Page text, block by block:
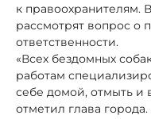
к правоохранителям.
рассмотрят вопрос о
ответственности.
«Всех бездомных
работам
себе домой, отмыть и
отметил глава города.